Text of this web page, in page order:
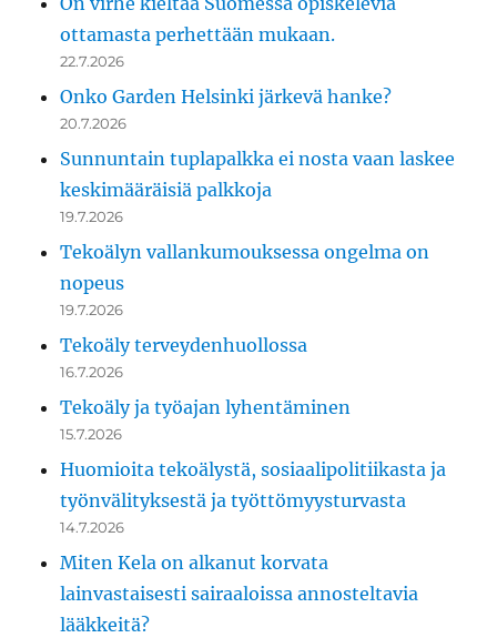
ottamasta perhettään mukaan.
22.7.2026
Onko Garden Helsinki järkevä hanke?
20.7.2026
Sunnuntain tuplapalkka ei nosta vaan laskee
keskimääräisiä palkkoja
19.7.2026
Tekoälyn vallankumouksessa ongelma on
nopeus
19.7.2026
Tekoäly terveydenhuollossa
16.7.2026
Tekoäly ja työajan lyhentäminen
15.7.2026
Huomioita tekoälystä, sosiaalipolitiikasta ja
työnvälityksestä ja työttömyysturvasta
14.7.2026
Miten Kela on alkanut korvata
lainvastaisesti sairaaloissa annosteltavia
lääkkeitä?